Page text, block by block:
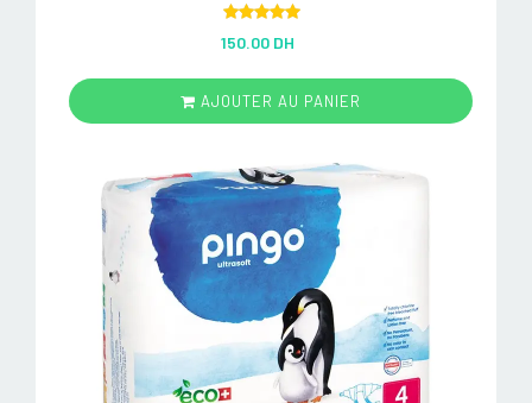
out of 5
150.00 DH
AJOUTER AU PANIER